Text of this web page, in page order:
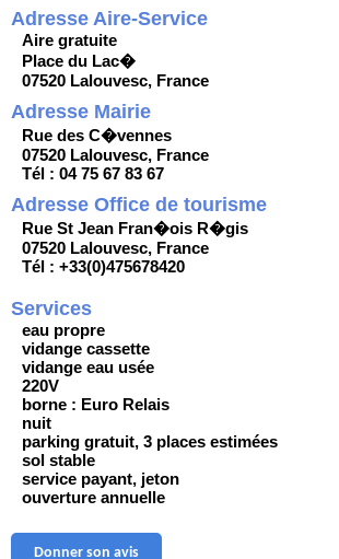
Adresse Aire-Service
Aire gratuite
Place du Lac�
07520 Lalouvesc, France
Adresse Mairie
Rue des C�vennes
07520 Lalouvesc, France
Tél : 04 75 67 83 67
Adresse Office de tourisme
Rue St Jean Fran�ois R�gis
07520 Lalouvesc, France
Tél : +33(0)475678420
Services
eau propre
vidange cassette
vidange eau usée
220V
borne : Euro Relais
nuit
parking gratuit, 3 places estimées
sol stable
service payant, jeton
ouverture annuelle
Donner son avis